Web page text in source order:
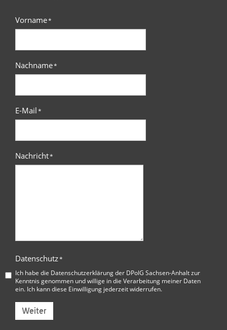
Vorname*
Nachname*
E-Mail*
Nachricht*
Datenschutz*
Ich habe die Datenschutzerklärung der DPolG Sachsen-Anhaltzur
Kenntnis genommen und willige in die Verarbeitung meiner Daten
ein. Ich kann diese Einwilligung jederzeit widerrufen.
Weiter